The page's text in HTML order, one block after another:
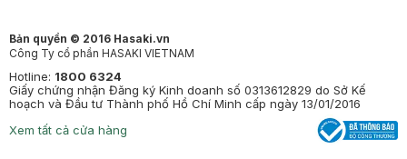
Bản quyền © 2016 Hasaki.vn
Công Ty cổ phần HASAKI VIETNAM
Hotline: 1800 6324
Giấy chứng nhận Đăng ký Kinh doanh số 0313612829 do Sở Kế
hoạch và Đầu tư Thành phố Hồ Chí Minh cấp ngày 13/01/2016
Xem tất cả cửa hàng